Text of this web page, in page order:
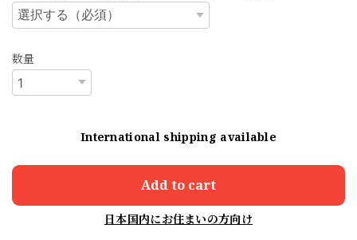
数量
International shipping available
Add to cart
日本国内にお住まいの方向け